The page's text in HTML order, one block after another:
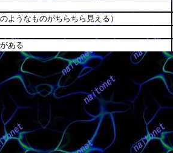
ようなものがちらちら見える）
ある